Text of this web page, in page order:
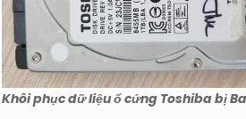
Khôi phục dữ liệu ổ cứng Toshiba bị